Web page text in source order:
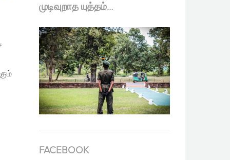
முடிவுறாத யுத்தம்…
FACEBOOK